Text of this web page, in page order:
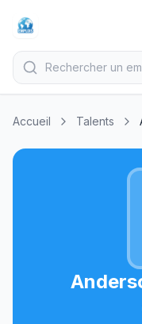
Accueil Talents